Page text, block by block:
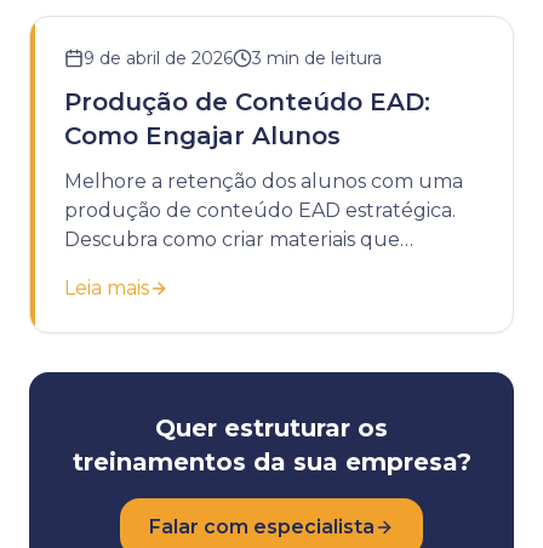
9 de abril de 2026 3 min de leitura
Produção de Conteúdo EAD:
Como Engajar Alunos
Melhore a retenção dos alunos com uma
produção de conteúdo EAD estratégica.
Descubra como criar materiais que
Leia mais
Quer estruturar os
treinamentos da sua empresa?
Falar com especialista